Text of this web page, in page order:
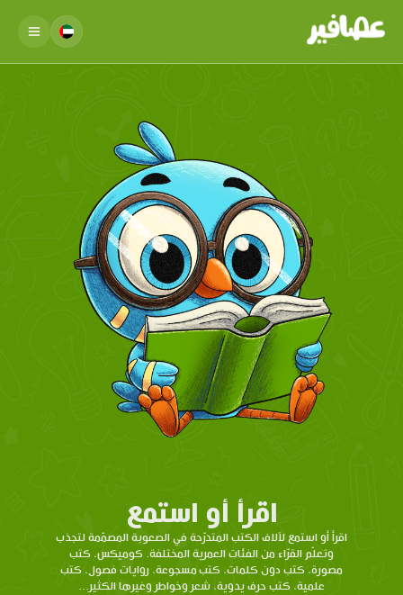
اقرأ أو استمع
اقرأ أو استمع لآلاف الكتب المتدرّحة في الصعوبة المصمّمة لتجذب
وتعلّم القرّاء من الفئات العمرية المختلفة. كوميكس، كتب
مصورة، كتب دون كلمات، كتب مسجوعة، روايات فصول، كتب
علمية، كتب حرف يدوية، شعر وخواطر وغيرها الكثير...